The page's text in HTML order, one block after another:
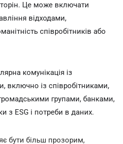
Це може включати
відходами,
співробітників або
комунікація із
включно із співробітниками,
групами, банками,
з ESG і потреби в даних.
бути більш прозорим,